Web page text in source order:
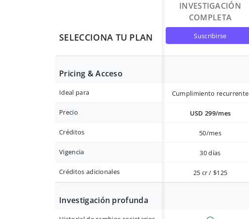
SELECCIONA TU PLAN
INVESTIGACIÓN
COMPLETA
suscribirse
Pricing & Acceso
Ideal para Cumplimiento recurrente
Precio USD 299/mes
Créditos 50/mes
Vigencia 30 días
Créditos adicionales 25 cr / $125
Investigación profunda